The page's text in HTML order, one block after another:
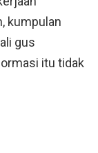
kumpulan
gus
itu tidak